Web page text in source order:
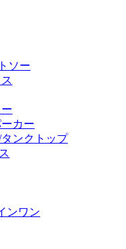
ソー
カー
ンクトップ
ンワン